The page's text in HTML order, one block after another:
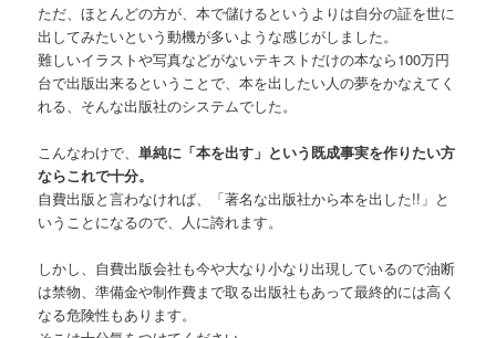
ただ、ほとんどの方が、本で儲けるというよりは自分の証を世に
出してみたいという動機が多いような感じがしました。
難しいイラストや写真などがないテキストだけの本なら100万円
台で出版出来るということで、本を出したい人の夢をかなえてく
れる、そんな出版社のシステムでした。
こんなわけで、単純に「本を出す」という既成事実を作りたい方
ならこれで十分。
自費出版と言わなければ、「著名な出版社から本を出した!!」と
いうことになるので、人に誇れます。
しかし、自費出版会社も今や大なり小なり出現しているので油断
は禁物、準備金や制作費まで取る出版社もあって最終的には高く
なる危険性もあります。